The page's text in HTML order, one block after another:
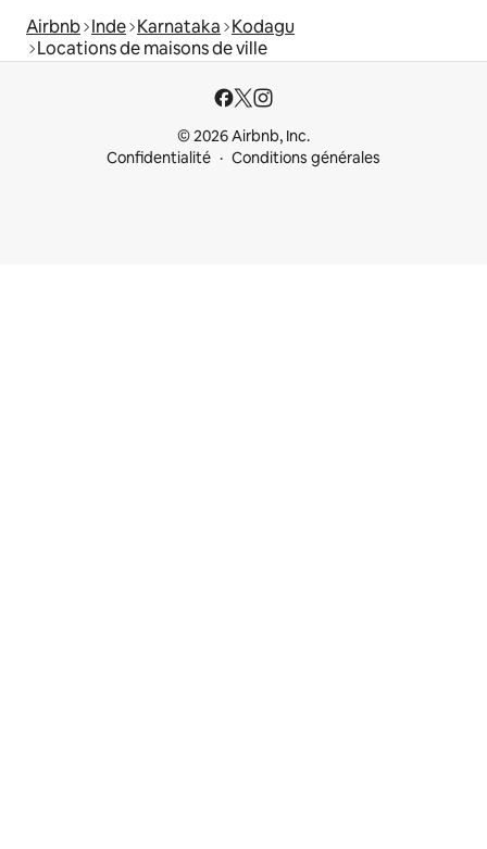
Airbnb Inde Karnataka Kodagu
Locations de maisons de ville
© 2026 Airbnb, Inc.
Confidentialité
Conditions générales